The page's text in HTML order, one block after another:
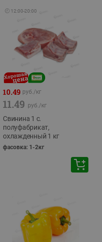
🕘 12:00-20:00
10.49 руб./кг
11.49 руб./кг
Свинина 1 с.
полуфабрикат,
охлажденный 1 кг
фасовка: 1-2кг